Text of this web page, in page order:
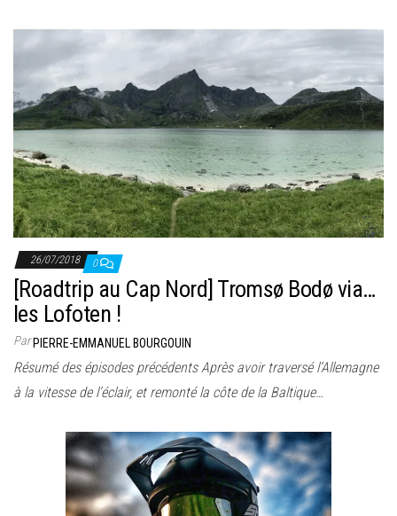
26/07/2018 0
[Roadtrip au Cap Nord] Tromsø Bodø via…
les Lofoten !
ParPIERRE-EMMANUEL BOURGOUIN
Résumé des épisodes précédents Après avoir traversé l’Allemagne
à la vitesse de l’éclair, et remonté la côte de la Baltique…